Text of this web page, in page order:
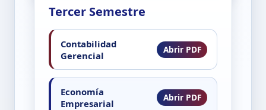
Tercer Semestre
Contabilidad
Gerencial
Economía
Empresarial